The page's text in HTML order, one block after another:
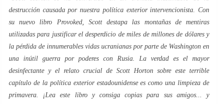
destrucción causada por nuestra política exterior intervencionista. Con
su nuevo libro Provoked, Scott destapa las montañas de mentiras
utilizadas para justificar el desperdicio de miles de millones de dólares y
la pérdida de innumerables vidas ucranianas por parte de Washington en
una inútil guerra por poderes con Rusia. La verdad es el mayor
desinfectante y el relato crucial de Scott Horton sobre este terrible
capítulo de la política exterior estadounidense es como una limpieza de
primavera. ¡Lea este libro y consiga copias para sus amigos... y